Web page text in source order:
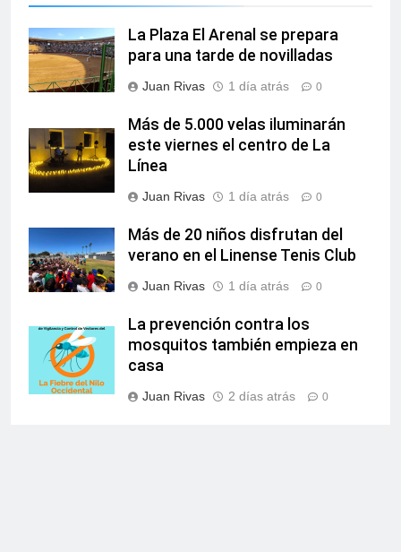
La Plaza El Arenal se prepara
para una tarde de novilladas
Juan Rivas 1 día atrás 0
Más de 5.000 velas iluminarán
este viernes el centro de La
Línea
Juan Rivas 1 día atrás 0
Más de 20 niños disfrutan del
verano en el Linense Tenis Club
Juan Rivas 1 día atrás 0
La prevención contra los
mosquitos también empieza en
casa
Juan Rivas 2 días atrás 0